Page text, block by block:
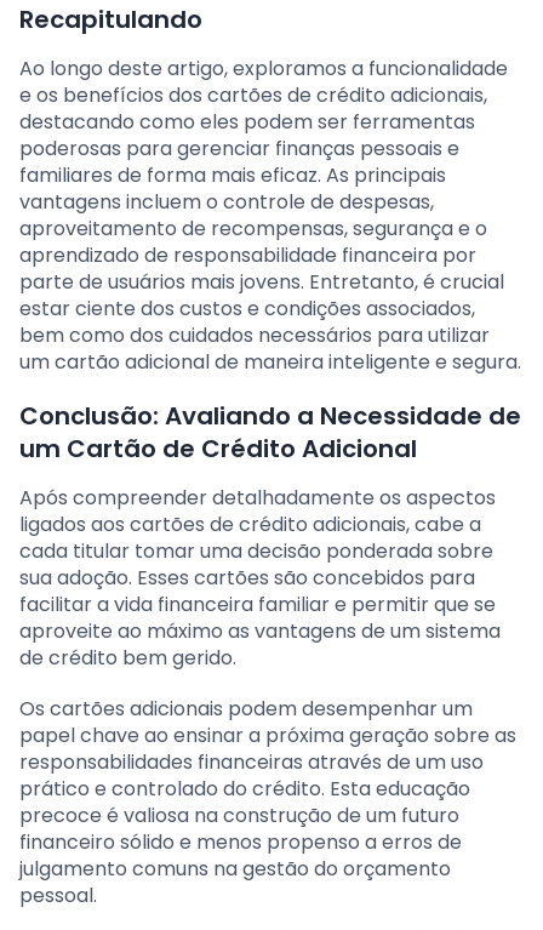
Recapitulando
Ao longo deste artigo, exploramos a funcionalidade
e os benefícios dos cartões de crédito adicionais,
destacando como eles podem ser ferramentas
poderosas para gerenciar finanças pessoais e
familiares de forma mais eficaz. As principais
vantagens incluem o controle de despesas,
aproveitamento de recompensas, segurança e o
aprendizado de responsabilidade financeira por
parte de usuários mais jovens. Entretanto, é crucial
estar ciente dos custos e condições associados,
bem como dos cuidados necessários para utilizar
um cartão adicional de maneira inteligente e segura.
Conclusão: Avaliando a Necessidade de
um Cartão de Crédito Adicional
Após compreender detalhadamente os aspectos
ligados aos cartões de crédito adicionais, cabe a
cada titular tomar uma decisão ponderada sobre
sua adoção. Esses cartões são concebidos para
facilitar a vida financeira familiar e permitir que se
aproveite ao máximo as vantagens de um sistema
de crédito bem gerido.
Os cartões adicionais podem desempenhar um
papel chave ao ensinar a próxima geração sobre as
responsabilidades financeiras através de um uso
prático e controlado do crédito. Esta educação
precoce é valiosa na construção de um futuro
financeiro sólido e menos propenso a erros de
julgamento comuns na gestão do orçamento
pessoal.